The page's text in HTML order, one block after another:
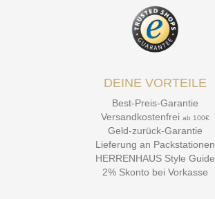
DEINE VORTEILE
Best-Preis-Garantie
Versandkostenfrei ab 100€
Geld-zurück-Garantie
Lieferung an Packstationen
HERRENHAUS Style Guide
2% Skonto bei Vorkasse